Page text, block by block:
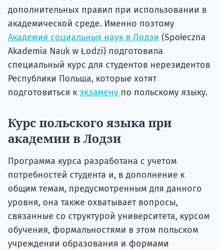
дополнительных правил при использовании в
академической среде. Именно поэтому
Академия социальных наук в Лодзи (Społeczna
Akademia Nauk w Łodzi) подготовила
специальный курс для студентов нерезидентов
Республики Польша, которые хотят
подготовиться к экзамену по польскому языку.
Курс польского языка при
академии в Лодзи
Программа курса разработана с учетом
потребностей студента и, в дополнение к
общим темам, предусмотренным для данного
уровня, она также охватывает вопросы,
связанные со структурой университета, курсом
обучения, формальностями в этом польском
учреждении образования и формами